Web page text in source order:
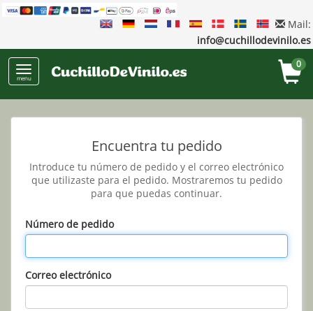
Mail:
info@cuchillodevinilo.es
menu
0
Encuentra tu pedido
Introduce tu número de pedido y el correo electrónico
que utilizaste para el pedido. Mostraremos tu pedido
para que puedas continuar.
Número de pedido
Correo electrónico